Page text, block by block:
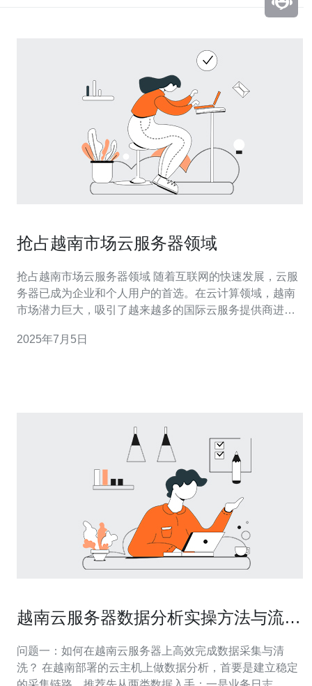
抢占越南市场云服务器领域
抢占越南市场云服务器领域 随着互联网的快速发展，云服
务器已成为企业和个人用户的首选。在云计算领域，越南
市场潜力巨大，吸引了越来越多的国际云服务提供商进入
入越南市场之前，首先要了解当地用户的需求。越南作为
2025年7月5日
越南云服务器数据分析实操方法与流量
问题一：如何在越南云服务器上高效完成数据采集与清
洗？ 在越南部署的云主机上做数据分析，首要是建立稳定